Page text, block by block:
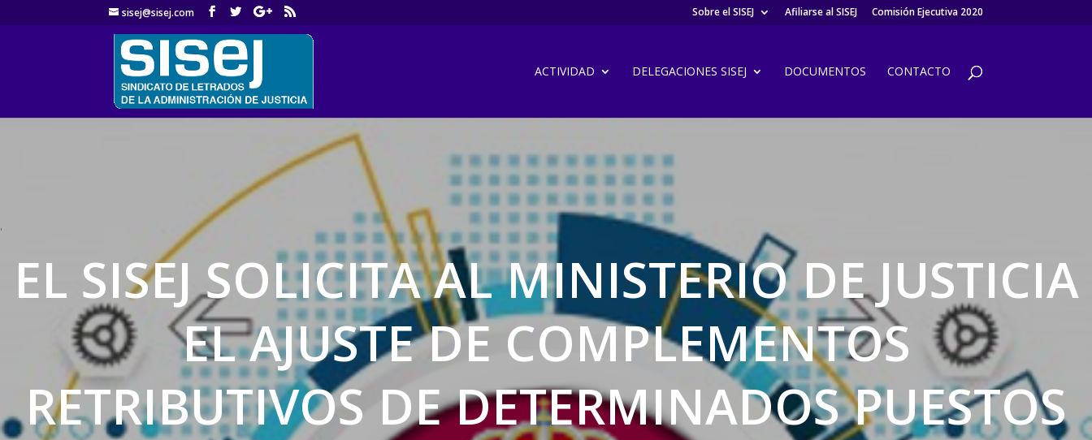
sisej@sisej.com Sobre el SISEJ Afiliarse al SISEJ Comisión Ejecutiva 2020
ACTIVIDAD DELEGACIONES SISEJ DOCUMENTOS CONTACTO
'
EL SISEJ SOLICITA AL MINISTERIO DE JUSTICIA
EL AJUSTE DE COMPLEMENTOS
RETRIBUTIVOS DE DETERMINADOS PUESTOS